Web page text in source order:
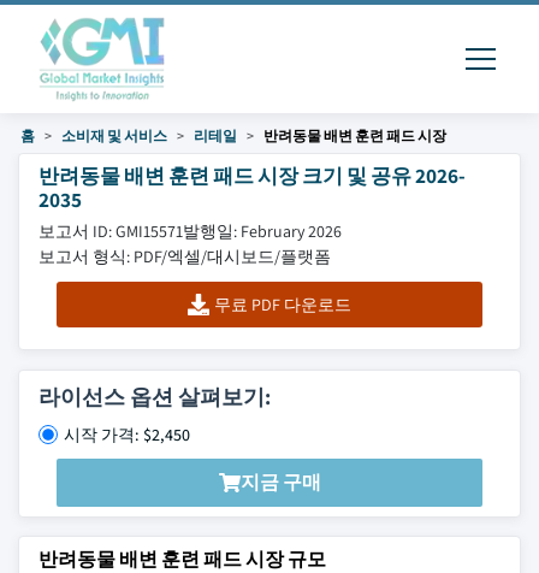
홈 소비재 및 서비스 리테일 반려동물 배변 훈련 패드 시장
반려동물 배변 훈련 패드 시장 크기 및 공유 2026-
2035
보고서 ID: GMI15571발행일: February 2026
보고서 형식: PDF/엑셀/대시보드/플랫폼
무료 PDF 다운로드
라이선스 옵션 살펴보기:
시작 가격: $2,450
지금 구매
반려동물 배변 훈련 패드 시장 규모